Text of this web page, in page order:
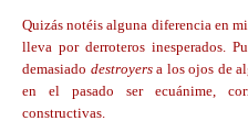
Quizás notéis alguna diferencia en
lleva por derroteros inesperados.
demasiado destroyersa los ojos de
en el pasado ser ecuánime,
constructivas.